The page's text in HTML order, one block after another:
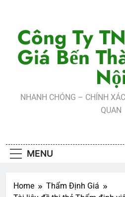
contentCông Ty
Giá Bến
NHANH CHÓNG – CHÍNH
QUAN
MENU
Home
Thẩm Định Giá